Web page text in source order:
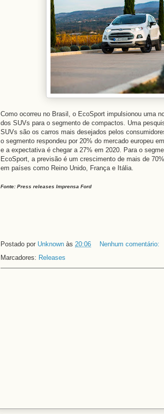
Como ocorreu no Brasil, o EcoSport impulsionou uma
dos SUVs para o segmento de compactos. Uma
SUVs são os carros mais desejados pelos
o segmento respondeu por 20% do mercado europeu
e a expectativa é chegar a 27% em 2020. Para o
EcoSport, a previsão é um crescimento de mais de
em países como Reino Unido, França e Itália.
Fonte: Press releases Imprensa Ford
Postado por Unknown às 20:06
Nenhum comentário:
Marcadores: Releases